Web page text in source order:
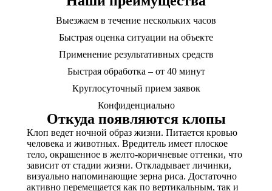
Выезжаем в течение нескольких часов
Быстрая оценка ситуации на объекте
Применение результативных средств
Быстрая обработка – от 40 минут
Круглосуточный прием заявок
Конфиденциально
Откуда появляются клопы
Клоп ведет ночной образ жизни. Питается кровью
человека и животных. Вредитель имеет плоское
тело, окрашенное в желто-коричневые оттенки, что
зависит от стадии жизни. Откладывает личинки,
визуально напоминающие зерна риса. Достаточно
активно перемещается как по вертикальным, так и